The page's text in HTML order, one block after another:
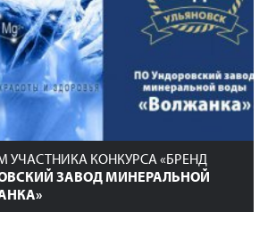
УЧАСТНИКА КОНКУРСА «БРЕНД
ЗАВОД МИНЕРАЛЬНОЙ